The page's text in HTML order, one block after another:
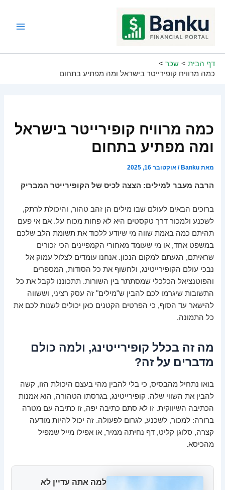
דף הבית
שכר
כמה מרוויח קופירייטר בישראל ומה מפתיע בתחום
כמה מרוויח קופירייטר בישראל
ומה מפתיע בתחום
מאתBanku
/אוקטובר 16, 2025
הרבה מעבר למילים: הצצה לכיס של הקופירייטר המבריק
ברוכים הבאים לעולם שבו מילים הן זהב טהור, והיכולת לרתק,
לשכנע ולמכור דרך טקסטים היא לא פחות מכוח על. אם אי פעם
תהיתם כמה באמת שווה מי שיודע ללכוד את תשומת הלב שלכם
במשפט אחד, או מי שעומד מאחורי הקמפיינים הכי זכורים
שראיתם, הגעתם למקום הנכון. אנחנו עומדים לצלול עמוק אל
נבכי עולם הקופירייטינג, ולחשוף את כל הסודות, המספרים
והפוטנציאל הכלכלי שמסתתר בין השורות. תתכוננו לקבל את כל
התשובות שיגרמו לכם להבין ש"מילים" זה עסק רציני, וששווה
להישאר עד הסוף, כי הפרטים הקטנים כאן יכולים לשנות לכם את
כל התמונה.
מה זה בכלל קופירייטינג, ולמה כולם
מדברים על זה?
בואו נתחיל מהבסיס, כי בלי להבין מהי בעצם היכולת הזו, קשה
להבין את השווי שלה. קופירייטינג, בגרסתו הטהורה, הוא אמנות
הכתיבה השיווקית. זו לא סתם כתיבה יפה, זו כתיבה עם מטרה
ברורה: למכור, לשכנע, לגרום לפעולה. זה יכול להיות מודעה
קצרה, סלוגן קליט, דף נחיתה ממיר, או אפילו מייל שמפיל
מהכיסא.
למה אתה עדיין לא